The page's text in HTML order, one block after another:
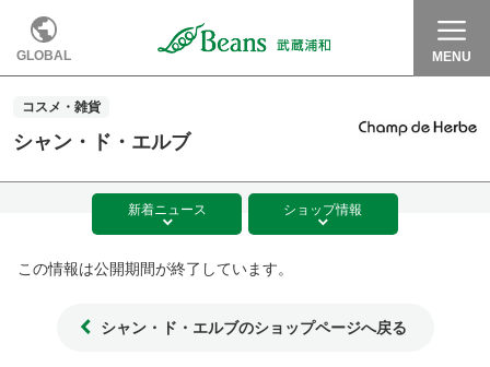
GLOBAL MENU
コスメ・雑貨
シャン・ド・エルブ
新着ニュース ショップ情報
この情報は公開期間が終了しています。
シャン・ド・エルブのショップページへ戻る